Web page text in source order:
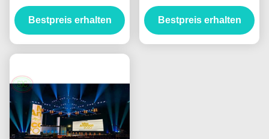
Hd Video Wand
500*500mm
Außenvermietung
Bestpreis erhalten
Gussaluminiumkabinett,
das LED-Anzeige IP65
hängt
Bestpreis erhalten